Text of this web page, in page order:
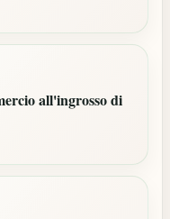
all'ingrosso di